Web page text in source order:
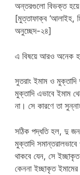
অন্তরগুলো বিভক্ত হয়ে
[মুত্তাফাক্ব ‘আলাইহ,
অনুচ্ছেদ-২৪]
এ বিষয়ে আরও অনেক
সুতরাং ইমাম ও
মুক্তাদি এভাবে ইমাম
না। সে কারণে তা
সঠিক পদ্ধতি হল, দু জন
মুক্তাদি
থাকবে যেন, সে
কেননা ইচ্ছাকৃত